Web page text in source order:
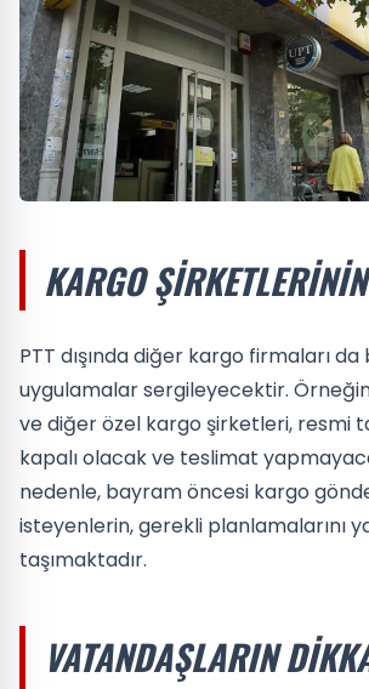
KARGO
PTT dışında diğer kargo firmaları
uygulamalar sergileyecektir.
ve diğer özel kargo şirketleri, resmi
kapalı olacak ve teslimat
nedenle, bayram öncesi kargo
isteyenlerin, gerekli planlamalarını
taşımaktadır.
VATANDAŞLARIN